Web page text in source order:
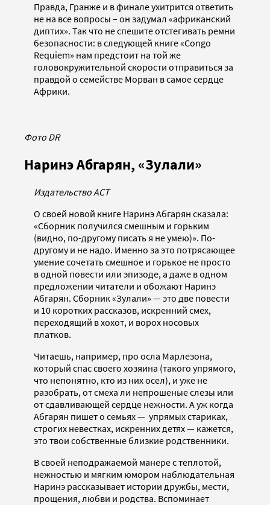
Правда, Гранже и в финале ухитрится ответить
не на все вопросы – он задумал «африканский
диптих». Так что не спешите отстегивать ремни
безопасности: в следующей книге «Congo
Requiem» нам предстоит на той же
головокружительной скорости отправиться за
правдой о семействе Морван в самое сердце
Африки.
Фото DR
Наринэ Абгарян, «Зулали»
Издательство АСТ
О своей новой книге Наринэ Абгарян сказала:
«Сборник получился смешным и горьким
(видно, по-другому писать я не умею)». По-
другому и не надо. Именно за это потрясающее
умение сочетать смешное и горькое не просто
в одной повести или эпизоде, а даже в одном
предложении читатели и обожают Наринэ
Абгарян. Сборник «Зулали» — это две повести
и 10 коротких рассказов, искренний смех,
переходящий в хохот, и ворох носовых
платков.
Читаешь, например, про осла Марлезона,
который спас своего хозяина (такого упрямого,
что непонятно, кто из них осел), и уже не
разобрать, от смеха ли непрошеные слезы или
от сдавливающей сердце нежности. А уж когда
Абгарян пишет о семьях — упрямых стариках,
строгих невестках, искренних детях — кажется,
это твои собственные близкие родственники.
В своей неподражаемой манере с теплотой,
нежностью и мягким юмором наблюдательная
Наринэ рассказывает истории дружбы, мести,
прощения, любви и родства. Вспоминает